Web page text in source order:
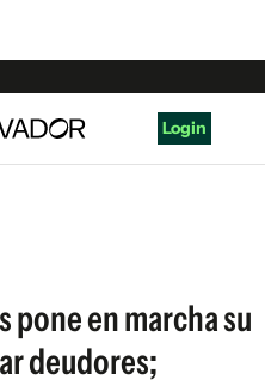
Login
pone en marcha su
deudores;